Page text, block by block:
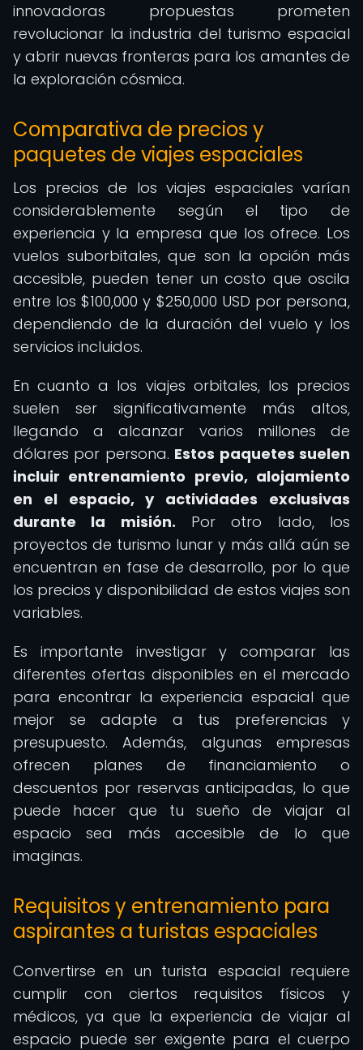
innovadoras propuestas prometen
revolucionar la industria del turismo espacial
y abrir nuevas fronteras para los amantes de
la exploración cósmica.
Comparativa de precios y
paquetes de viajes espaciales
Los precios de los viajes espaciales varían
considerablemente según el tipo de
experiencia y la empresa que los ofrece. Los
vuelos suborbitales, que son la opción más
accesible, pueden tener un costo que oscila
entre los $100,000 y $250,000 USD por persona,
dependiendo de la duración del vuelo y los
servicios incluidos.
En cuanto a los viajes orbitales, los precios
suelen ser significativamente más altos,
llegando a alcanzar varios millones de
dólares por persona. Estos paquetes suelen
incluir entrenamiento previo, alojamiento
en el espacio, y actividades exclusivas
durante la misión. Por otro lado, los
proyectos de turismo lunar y más allá aún se
encuentran en fase de desarrollo, por lo que
los precios y disponibilidad de estos viajes son
variables.
Es importante investigar y comparar las
diferentes ofertas disponibles en el mercado
para encontrar la experiencia espacial que
mejor se adapte a tus preferencias y
presupuesto. Además, algunas empresas
ofrecen planes de financiamiento o
descuentos por reservas anticipadas, lo que
puede hacer que tu sueño de viajar al
espacio sea más accesible de lo que
imaginas.
Requisitos y entrenamiento para
aspirantes a turistas espaciales
Convertirse en un turista espacial requiere
cumplir con ciertos requisitos físicos y
médicos, ya que la experiencia de viajar al
espacio puede ser exigente para el cuerpo